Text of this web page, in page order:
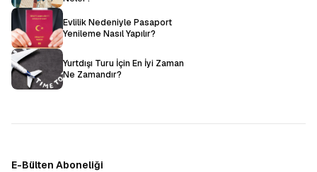
Evlilik Nedeniyle Pasaport
Yenileme Nasıl Yapılır?
Yurtdışı Turu İçin En İyi Zaman
Ne Zamandır?
E-Bülten Aboneliği